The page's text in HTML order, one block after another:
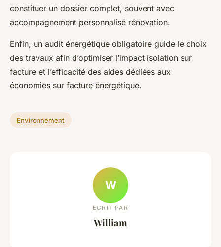
constituer un dossier complet, souvent avec
accompagnement personnalisé rénovation.
Enfin, un audit énergétique obligatoire guide le choix
des travaux afin d’optimiser l’impact isolation sur
facture et l’efficacité des aides dédiées aux
économies sur facture énergétique.
Environnement
W
ECRIT PAR
William